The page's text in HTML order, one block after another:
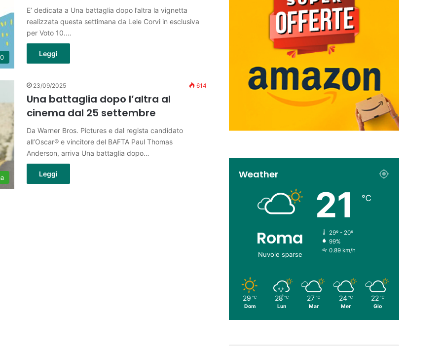
E’ dedicata a Una battaglia dopo l’altra la vignetta
realizzata questa settimana da Lele Corvi in esclusiva
per Voto 10.…
Leggi
23/09/2025 614
Una battaglia dopo l’altra al
cinema dal 25 settembre
Da Warner Bros. Pictures e dal regista candidato
all’Oscar® e vincitore del BAFTA Paul Thomas
Anderson, arriva Una battaglia dopo…
Leggi Weather
Roma
Nuvole sparse
21 ℃
29º - 20º
99%
0.89 km/h
29 ℃
Dom
28 ℃
Lun
27 ℃
Mar
24 ℃
Mer
22 ℃
Gio